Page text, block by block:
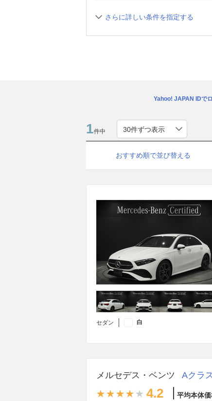
さらに詳しい条件を指定する
Yahoo! JAPAN IDで
1件中
おすすめ順で並び替える
セダン 白
メルセデス・ベンツ Aクラ
4.2 平均本体価